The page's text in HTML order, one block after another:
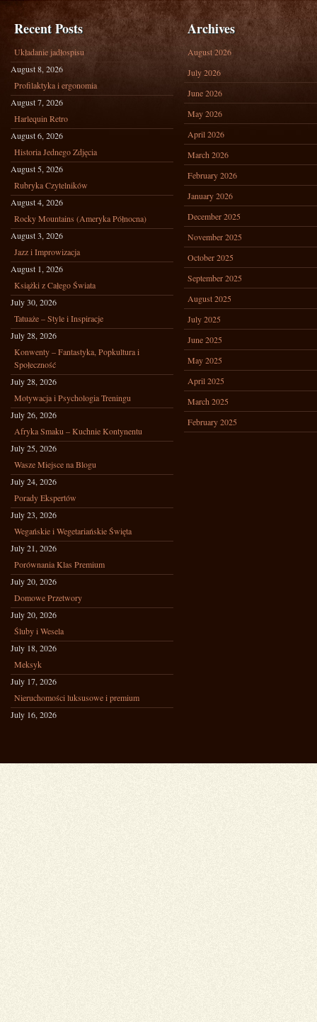
Recent Posts
Układanie jadłospisu
August 8, 2026
Profilaktyka i ergonomia
August 7, 2026
Harlequin Retro
August 6, 2026
Historia Jednego Zdjęcia
August 5, 2026
Rubryka Czytelników
August 4, 2026
Rocky Mountains (Ameryka Północna)
August 3, 2026
Jazz i Improwizacja
August 1, 2026
Książki z Całego Świata
July 30, 2026
Tatuaże – Style i Inspiracje
July 28, 2026
Konwenty – Fantastyka, Popkultura i
Społeczność
July 28, 2026
Motywacja i Psychologia Treningu
July 26, 2026
Afryka Smaku – Kuchnie Kontynentu
July 25, 2026
Wasze Miejsce na Blogu
July 24, 2026
Porady Ekspertów
July 23, 2026
Wegańskie i Wegetariańskie Święta
July 21, 2026
Porównania Klas Premium
July 20, 2026
Domowe Przetwory
July 20, 2026
Śluby i Wesela
July 18, 2026
Meksyk
July 17, 2026
Nieruchomości luksusowe i premium
July 16, 2026
Archives
August 2026
July 2026
June 2026
May 2026
April 2026
March 2026
February 2026
January 2026
December 2025
November 2025
October 2025
September 2025
August 2025
July 2025
June 2025
May 2025
April 2025
March 2025
February 2025